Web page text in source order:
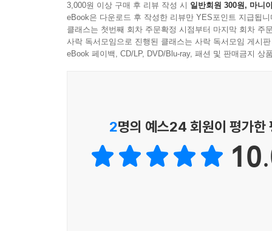
기묘한 토착 생물이 시체의 피를 빨아먹으며,
특별하다고는 할 수 없는 설정입니다. 그런데
싸움이 그려내는 이미지는 빛과 색채와 형태로 이
지닌 전투 장면들 말이죠.
이 독특한 전쟁 이미지를 통해 밝혀지는 스토
3,000원 이상 구매 후 리뷰 작성 시 일반회원 300원, 마니
eBook은 다운로드 후 작성한 리뷰만 YES포인트 지급됩니
클래스는 첫번째 회차 주문확정 시점부터 마지막 회차 주
사락 독서모임으로 진행된 클래스는 사락 독서모임 게시
eBook 페이백, CD/LP, DVD/Blu-ray, 패션 및 판매금지 상
2명의 예스24 회원이 평가한